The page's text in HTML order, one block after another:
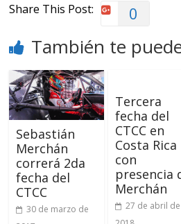
Share This Post: 0
También te
Sebastián
Merchán
correrá 2da
fecha del
CTCC
30 de marzo de
Tercera
fecha del
CTCC en
Costa Rica
con
presencia
Merchán
27 de abril de